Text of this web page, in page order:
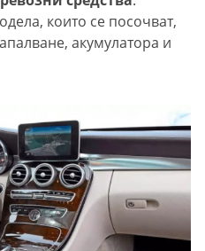
които се посочват,
акумулатора и